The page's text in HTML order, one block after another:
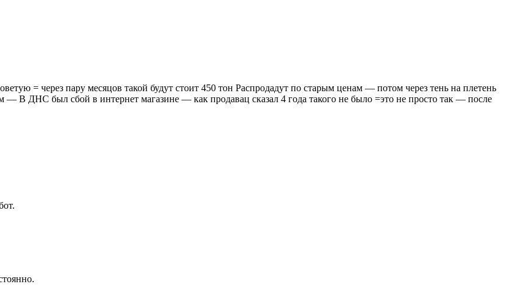
= через пару месяцов такой будут стоит 450 тон Распродадут по старым ценам — потом через тень на плетень
В ДНС был сбой в интернет магазине — как продавац сказал 4 года такого не было =это не просто так — после